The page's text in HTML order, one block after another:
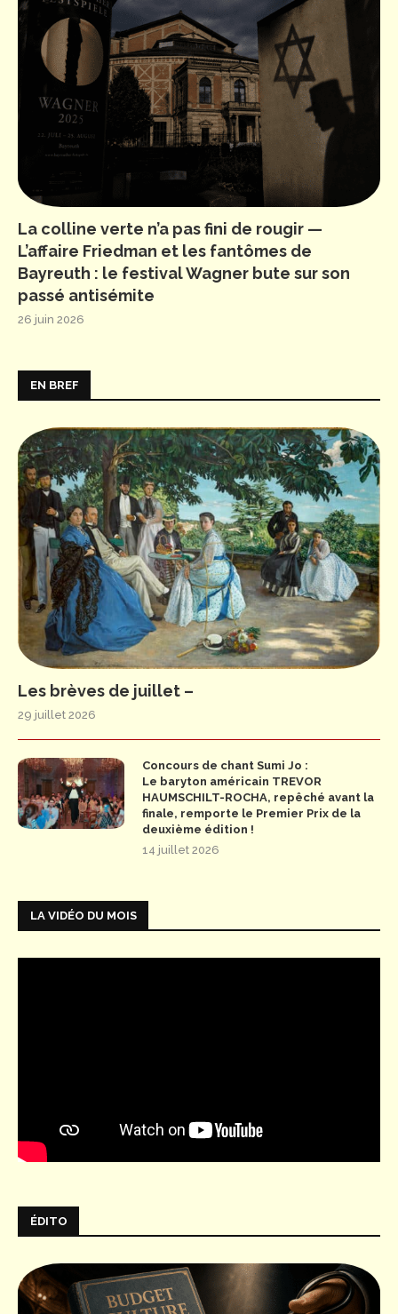
La colline verte n’a pas fini de rougir —
L’affaire Friedman et les fantômes de
Bayreuth : le festival Wagner bute sur son
passé antisémite
26 juin 2026
EN BREF
Les brèves de juillet –
29 juillet 2026
Concours de chant Sumi Jo :
Le baryton américain TREVOR
HAUMSCHILT-ROCHA, repêché avant la
finale, remporte le Premier Prix de la
deuxième édition !
14 juillet 2026
LA VIDÉO DU MOIS
ÉDITO